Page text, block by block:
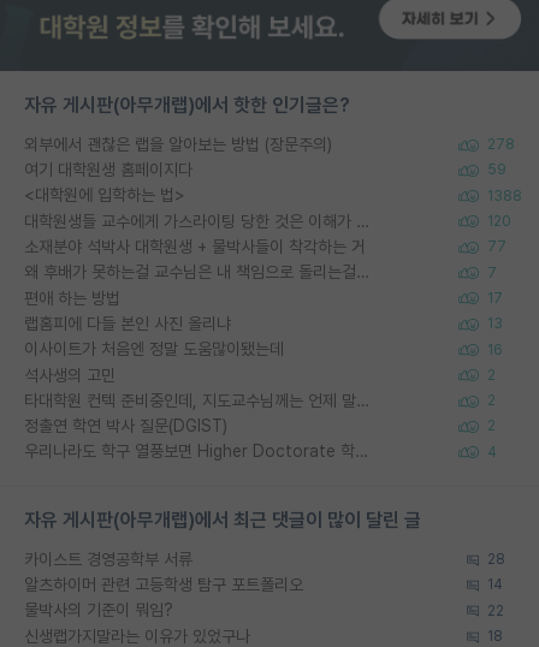
자유 게시판(아무개랩)에서 핫한 인기글은?
외부에서 괜찮은 랩을 알아보는 방법 (장문주의) 278
여기 대학원생 홈페이지다 59
<대학원에 입학하는 법> 1388
대학원생들 교수에게 가스라이팅 당한 것은 이해가 갑니다. 안타깝네요. 120
소재분야 석박사 대학원생 + 물박사들이 착각하는 거 77
왜 후배가 못하는걸 교수님은 내 책임으로 돌리는걸까요? 7
편애 하는 방법 17
랩홈피에 다들 본인 사진 올리냐 13
이사이트가 처음엔 정말 도움많이됐는데 16
석사생의 고민 2
타대학원 컨텍 준비중인데, 지도교수님께는 언제 말씀드려야 할까요? 2
정출연 학연 박사 질문(DGIST) 2
우리나라도 학구 열풍보면 Higher Doctorate 학위가 필요하다고 봅니다. 4
자유 게시판(아무개랩)에서 최근 댓글이 많이 달린 글
카이스트 경영공학부 서류 28
알츠하이머 관련 고등학생 탐구 포트폴리오 14
물박사의 기준이 뭐임? 22
신생랩가지말라는 이유가 있었구나 18